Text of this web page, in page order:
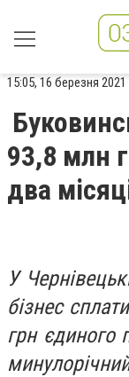
15:05, 16 березня 2021
93,8 млн
два
У
бізнес
грн єдиного